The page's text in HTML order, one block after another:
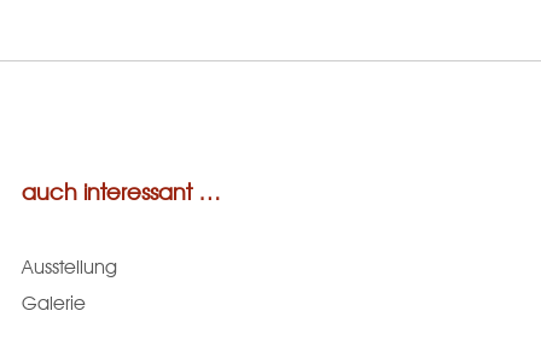
auch interessant …
Ausstellung
Galerie